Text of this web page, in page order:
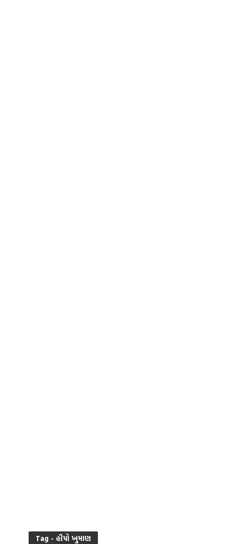
Tag - હીપો ખુમાણ